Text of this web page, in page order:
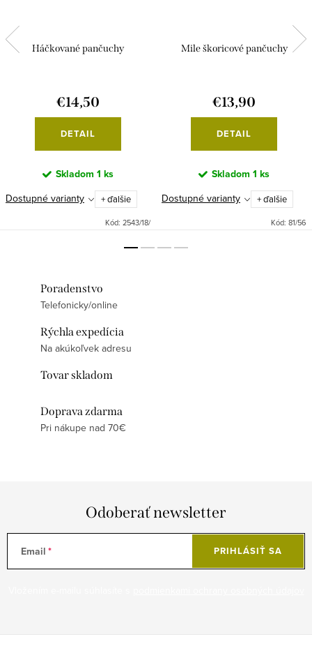
Háčkované pančuchy
€14,50
DETAIL
Skladom 1 ks
Dostupné varianty
+ ďalšie
Kód: 2543/18/
Mile škoricové pančuchy
€13,90
DETAIL
Skladom 1 ks
Dostupné varianty
+ ďalšie
Kód: 81/56
Poradenstvo
Telefonicky/online
Rýchla expedícia
Na akúkoľvek adresu
Tovar skladom
Doprava zdarma
Pri nákupe nad 70€
Odoberať newsletter
Email PRIHLÁSIŤ SA